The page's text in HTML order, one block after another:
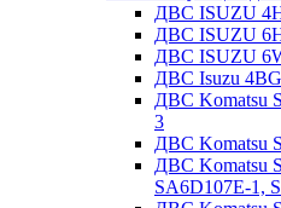
ДВС ISUZU
ДВС ISUZU
ДВС ISUZU
ДВС Isuzu
ДВС Komatsu
3
ДВС Komatsu
ДВС Komatsu
SA6D107E-1,